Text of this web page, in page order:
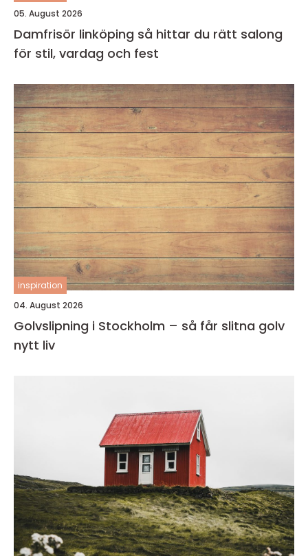
05. August 2026
Damfrisör linköping så hittar du rätt salong
för stil, vardag och fest
inspiration
04. August 2026
Golvslipning i Stockholm – så får slitna golv
nytt liv